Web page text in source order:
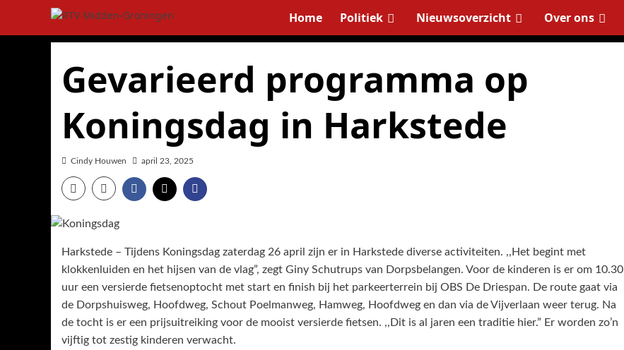
de
Home Politiek Nieuwsoverzicht Over ons
Gevarieerd programma op
Koningsdag in Harkstede
Cindy Houwen april 23, 2025
Harkstede – Tijdens Koningsdag zaterdag 26 april zijn er in Harkstede diverse activiteiten. ,,Het begint met
klokkenluiden en het hijsen van de vlag”, zegt Giny Schutrups van Dorpsbelangen. Voor de kinderen is er om 10.30
uur een versierde fietsenoptocht met start en finish bij het parkeerterrein bij OBS De Driespan. De route gaat via
de Dorpshuisweg, Hoofdweg, Schout Poelmanweg, Hamweg, Hoofdweg en dan via de Vijverlaan weer terug. Na
de tocht is er een prijsuitreiking voor de mooist versierde fietsen. ,,Dit is al jaren een traditie hier.” Er worden zo’n
vijftig tot zestig kinderen verwacht.